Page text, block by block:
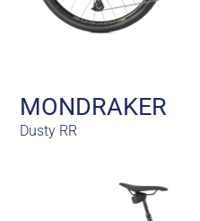
MONDRAKER
Dusty RR